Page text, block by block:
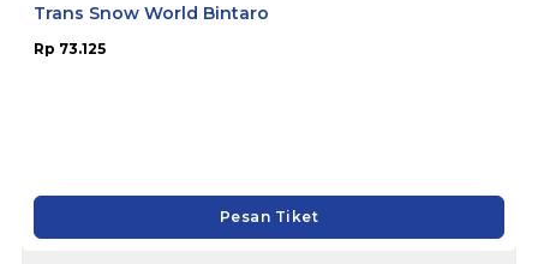
Trans Snow World Bintaro
Rp 73.125
Pesan Tiket